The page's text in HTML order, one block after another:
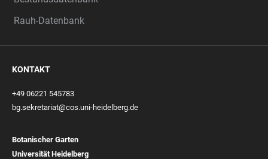
Rauh-Datenbank
KONTAKT
+49 06221 545783
bg.sekretariat@cos.uni-heidelberg.de
Botanischer Garten
Universität Heidelberg